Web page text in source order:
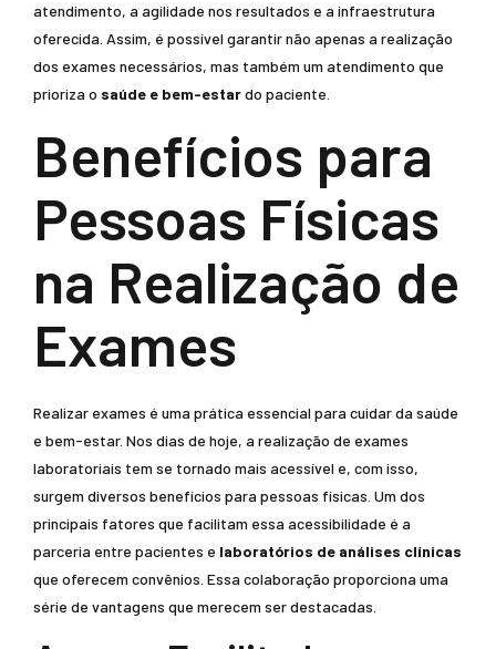
atendimento, a agilidade nos resultados e a infraestrutura
oferecida. Assim, é possível garantir não apenas a realização
dos exames necessários, mas também um atendimento que
prioriza o saúde e bem-estardo paciente.
Benefícios para
Pessoas Físicas
na Realização de
Exames
Realizar exames é uma prática essencial para cuidar da saúde
e bem-estar. Nos dias de hoje, a realização de exames
laboratoriais tem se tornado mais acessível e, com isso,
surgem diversos benefícios para pessoas físicas. Um dos
principais fatores que facilitam essa acessibilidade é a
parceria entre pacientes e laboratórios de análises clínicas
que oferecem convênios. Essa colaboração proporciona uma
série de vantagens que merecem ser destacadas.